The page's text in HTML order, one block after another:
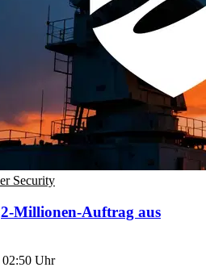
Security
Millionen-Auftrag aus
02:50 Uhr